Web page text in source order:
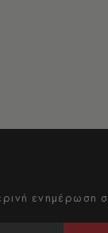
ενημέρωση